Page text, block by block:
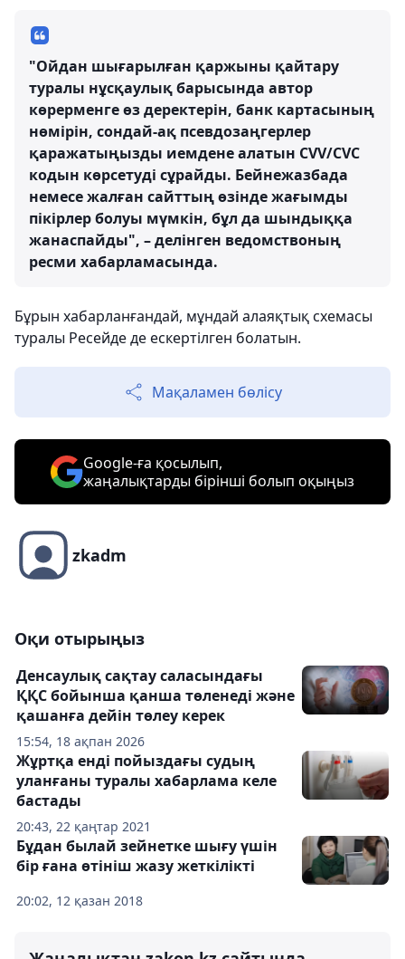
"Ойдан шығарылған қаржыны қайтару
туралы нұсқаулық барысында автор
көрерменге өз деректерін, банк картасының
нөмірін, сондай-ақ псевдозаңгерлер
қаражатыңызды иемдене алатын CVV/CVC
кодын көрсетуді сұрайды. Бейнежазбада
немесе жалған сайттың өзінде жағымды
пікірлер болуы мүмкін, бұл да шындыққа
жанаспайды", – делінген ведомствоның
ресми хабарламасында.
Бұрын хабарланғандай, мұндай алаяқтық схемасы
туралы Ресейде де ескертілген болатын.
Мақаламен бөлісу
Google-ға қосылып,
жаңалықтарды бірінші болып оқыңыз
zkadm
Оқи отырыңыз
15:54, 18 ақпан 2026
Денсаулық сақтау саласындағы
ҚҚС бойынша қанша төленеді және
қашанға дейін төлеу керек
20:43, 22 қаңтар 2021
Жұртқа енді пойыздағы судың
уланғаны туралы хабарлама келе
бастады
20:02, 12 қазан 2018
Бұдан былай зейнетке шығу үшін
бір ғана өтініш жазу жеткілікті